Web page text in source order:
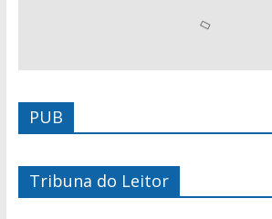
PUB
Tribuna do Leitor